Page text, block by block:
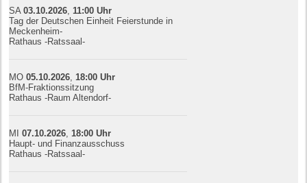
SA03.10.2026 11:00 Uhr
Tag der Deutschen Einheit Feierstunde in
Meckenheim-
Rathaus -Ratssaal-
MO05.10.2026 18:00 Uhr
BfM-Fraktionssitzung
Rathaus -Raum Altendorf-
MI07.10.2026 18:00 Uhr
Haupt- und Finanzausschuss
Rathaus -Ratssaal-